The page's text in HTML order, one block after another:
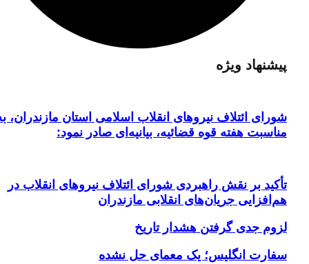
پیشنهاد ویژه
شورای ائتلاف نیروهای انقلاب اسلامی استان مازندران، به
مناسبت هفته قوه قضائیه، بیانیه‌ای صادر نمود:
تأکید بر نقش راهبردی شورای ائتلاف نیروهای انقلاب در
هم‌افزایی جریان‌های انقلابی مازندران
لزوم جدی گرفتن هشدار تاریخ
سفارت انگلیس؛ یک معمای حل نشده